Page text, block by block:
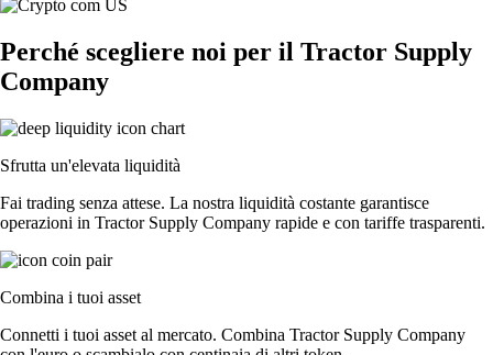
Perché scegliere noi per il Tractor Supply
Company
Sfrutta un'elevata liquidità
Fai trading senza attese. La nostra liquidità costante garantisce
operazioni in Tractor Supply Company rapide e con tariffe trasparenti.
Combina i tuoi asset
Connetti i tuoi asset al mercato. Combina Tractor Supply Company